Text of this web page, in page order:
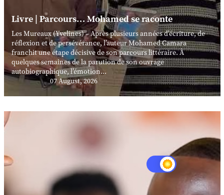
Livre | Parcours… Mohamed se raconte
Les Mureaux (Yvelines) – Après plusieurs années d’écriture, de
réflexion et de persévérance, l’auteur Mohamed Camara
franchit une étape décisive de son parcours littéraire. À
quelques semaines de la parution de son ouvrage
autobiographique, l’émotion...
07 August, 2026